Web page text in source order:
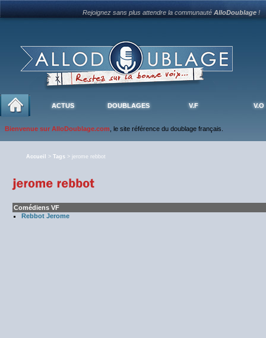
Rejoignez sans plus attendre la communautéAlloDoublage !
ACTUS DOUBLAGES V.F V.O
Bienvenue sur AlloDoublage.com , le site référence du doublage français.
Accueil > Tags > jerome rebbot
Comédiens VF
Rebbot Jerome